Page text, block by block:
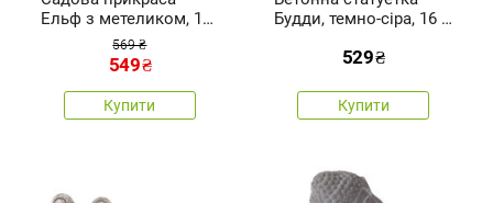
Ельф з метеликом, 13
х 23 х 9 см569 ₴
549₴
Купити
Будди, темно-сіра, 16 x
529₴
Купити